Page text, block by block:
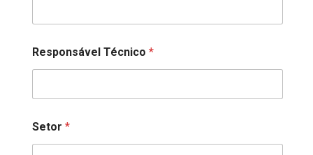
Responsável Técnico *
Setor *